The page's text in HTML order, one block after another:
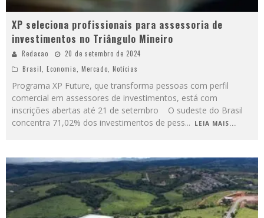
XP seleciona profissionais para assessoria de
investimentos no Triângulo Mineiro
Redacao
20 de setembro de 2024
Brasil
Economia Mercado Notícias
Programa XP Future, que transforma pessoas com perfil
comercial em assessores de investimentos, está com
inscrições abertas até 21 de setembro O sudeste do Brasil
concentra 71,02% dos investimentos de pess... LEIA MAIS...